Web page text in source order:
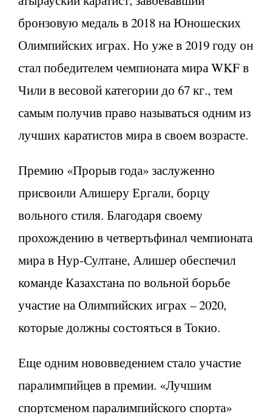
бронзовую медаль в 2018 на Юношеских
Олимпийских играх. Но уже в 2019 году он
стал победителем чемпионата мира WKF в
Чили в весовой категории до 67 кг., тем
самым получив право называться одним из
лучших каратистов мира в своем возрасте.
Премию «Прорыв года» заслуженно
присвоили Алишеру Ергали, борцу
вольного стиля. Благодаря своему
прохождению в четвертьфинал чемпионата
мира в Нур-Султане, Алишер обеспечил
команде Казахстана по вольной борьбе
участие на Олимпийских играх – 2020,
которые должны состояться в Токио.
Еще одним нововведением стало участие
паралимпийцев в премии. «Лучшим
спортсменом паралимпийского спорта»